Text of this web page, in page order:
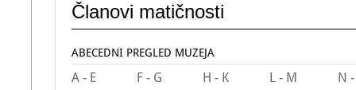
Članovi matičnosti
ABECEDNI PREGLED MUZEJA
A - E F - G H - K L - M N